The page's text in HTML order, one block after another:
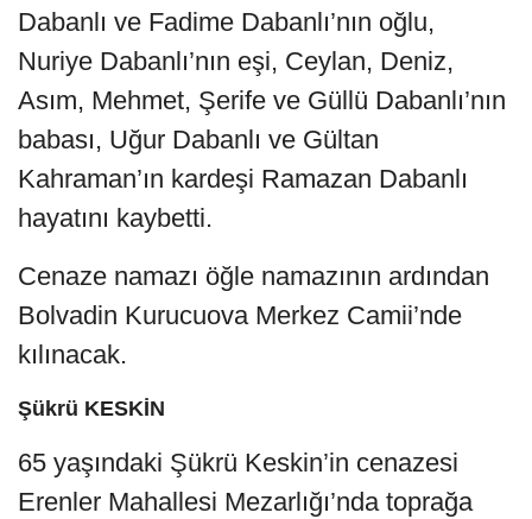
Dabanlı ve Fadime Dabanlı’nın oğlu,
Nuriye Dabanlı’nın eşi, Ceylan, Deniz,
Asım, Mehmet, Şerife ve Güllü Dabanlı’nın
babası, Uğur Dabanlı ve Gültan
Kahraman’ın kardeşi Ramazan Dabanlı
hayatını kaybetti.
Cenaze namazı öğle namazının ardından
Bolvadin Kurucuova Merkez Camii’nde
kılınacak.
Şükrü KESKİN
65 yaşındaki Şükrü Keskin’in cenazesi
Erenler Mahallesi Mezarlığı’nda toprağa